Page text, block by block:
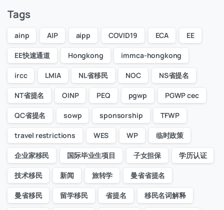
Tags
ainp AIP aipp COVID19 ECA EE
EE快速通道 Hongkong immca-hongkong
ircc LMIA NL省移民 NOC NS省提名
NT省提名 OINP PEQ pgwp PGWP cec
QC省提名 sowp sponsorship TFWP
travel restrictions WES WP 临时政策
企业家移民 国际毕业生项目 子女担保 学历认证
技术移民 新闻 旅转学 曼省省提名
曼省移民 留学移民 省提名 移民名词解释